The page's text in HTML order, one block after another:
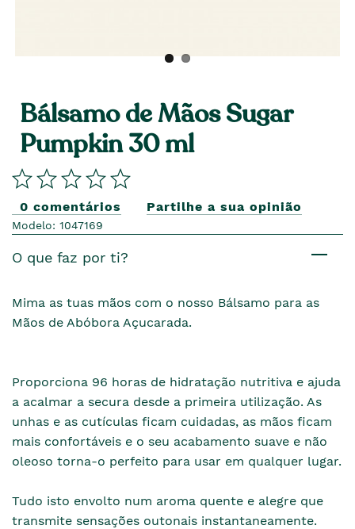
Bálsamo de Mãos Sugar
Pumpkin 30 ml
0 comentários Partilhe a sua opinião
Modelo: 1047169
O que faz por ti?
Mima as tuas mãos com o nosso Bálsamo para as
Mãos de Abóbora Açucarada.
Proporciona 96 horas de hidratação nutritiva e ajuda
a acalmar a secura desde a primeira utilização. As
unhas e as cutículas ficam cuidadas, as mãos ficam
mais confortáveis e o seu acabamento suave e não
oleoso torna-o perfeito para usar em qualquer lugar.
Tudo isto envolto num aroma quente e alegre que
transmite sensações outonais instantaneamente.